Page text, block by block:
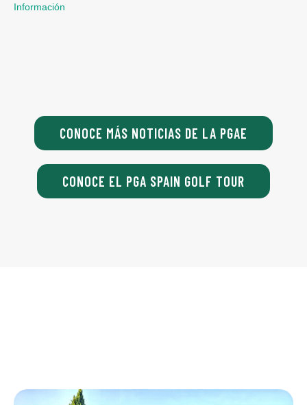
Información
CONOCE MÁS NOTICIAS DE LA PGAE
CONOCE EL PGA SPAIN GOLF TOUR